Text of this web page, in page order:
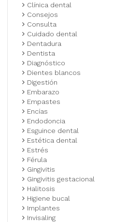
Clínica dental
Consejos
Consulta
Cuidado dental
Dentadura
Dentista
Diagnóstico
Dientes blancos
Digestión
Embarazo
Empastes
Encías
Endodoncia
Esguince dental
Estética dental
Estrés
Férula
Gingivitis
Gingivitis gestacional
Halitosis
Higiene bucal
Implantes
Invisaling